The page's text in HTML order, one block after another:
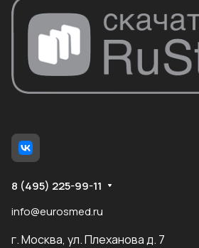
8 (495) 225-99-11
info@eurosmed.ru
г. Москва, ул. Плеханова д. 7